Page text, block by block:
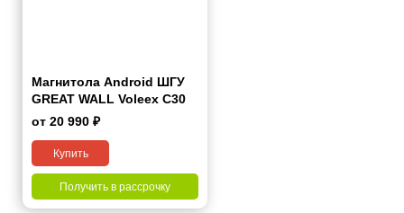
Магнитола Android ШГУ
GREAT WALL Voleex C30
2014+ 9 дюймов - 9.1 1/16
от 20 990 ₽
Купить
Получить в рассрочку